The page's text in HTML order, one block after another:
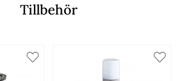
Tillbehör